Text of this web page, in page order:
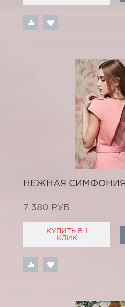
НЕЖНАЯ СИМФОНИЯ
7 380 РУБ
КУПИТЬ В 1
КЛИК